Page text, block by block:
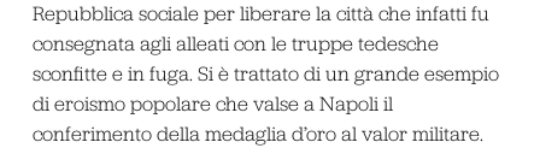
Repubblica sociale per liberare la città che infatti fu
consegnata agli alleati con le truppe tedesche
sconfitte e in fuga. Si è trattato di un grande esempio
di eroismo popolare che valse a Napoli il
conferimento della medaglia d’oro al valor militare.